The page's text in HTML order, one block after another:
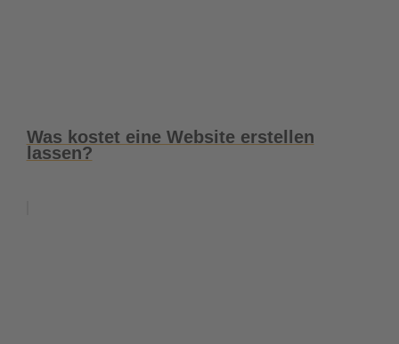
Was kostet eine Website erstellen
lassen?